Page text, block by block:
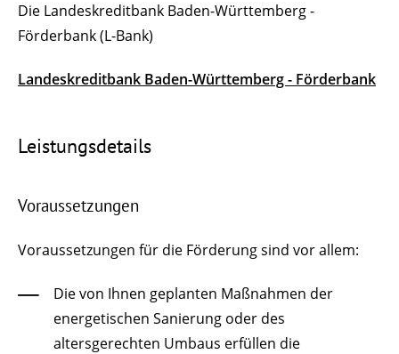
Die Landeskreditbank Baden-Württemberg -
Förderbank (L-Bank)
Landeskreditbank Baden-Württemberg - Förderbank
Leistungsdetails
Voraussetzungen
Voraussetzungen für die Förderung sind vor allem:
Die von Ihnen geplanten Maßnahmen der
energetischen Sanierung oder des
altersgerechten Umbaus erfüllen die